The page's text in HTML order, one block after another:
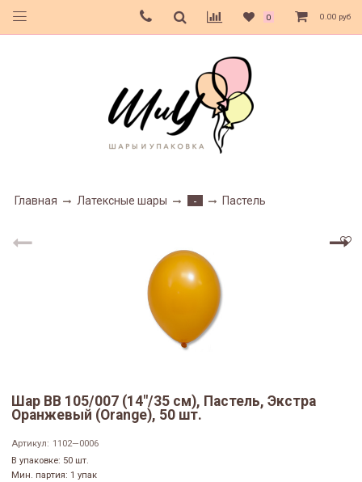
0 0.00 руб
Главная Латексные шары - Пастель
Шар ВВ 105/007 (14"/35 см), Пастель, Экстра
Оранжевый (Orange), 50 шт.
Артикул: 1102—0006
В упаковке: 50 шт.
Мин. партия: 1 упак